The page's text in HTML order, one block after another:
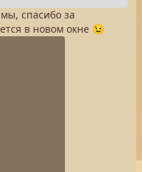
спасибо за
в новом окне 😉